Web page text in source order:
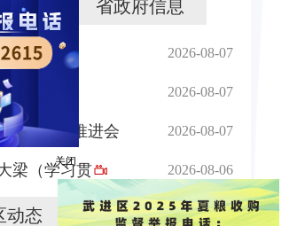
信息 省政府信息
2026-08-07
动 2026-08-07
更新工作推进会 2026-08-07
梁（学习贯 2026-08-06
动态 基层动态
关闭